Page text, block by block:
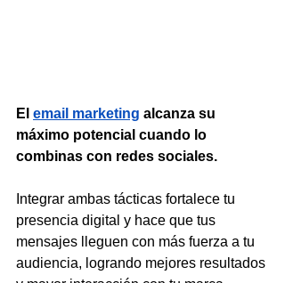
El email marketing alcanza su
máximo potencial cuando lo
combinas con redes sociales.
Integrar ambas tácticas fortalece tu
presencia digital y hace que tus
mensajes lleguen con más fuerza a tu
audiencia, logrando mejores resultados